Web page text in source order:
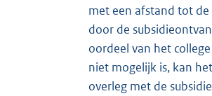
met een afstand tot
door de
oordeel van het
niet mogelijk is, kan
overleg met de